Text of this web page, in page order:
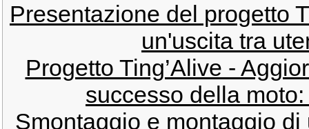
Presentazione del progetto
un'uscita tra
Progetto Ting’Alive -
successo della
Smontaggio e montaggio